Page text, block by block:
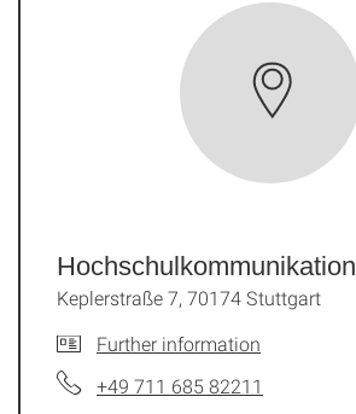
Hochschul­kommunikation
Keplerstraße 7, 70174 Stuttgart
Further information
+49 711 685 82211